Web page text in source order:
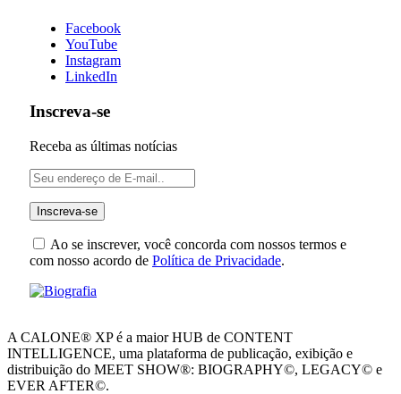
Facebook
YouTube
Instagram
LinkedIn
Inscreva-se
Receba as últimas notícias
Ao se inscrever, você concorda com nossos termos e
com nosso acordo de Política de Privacidade.
A CALONE® XP é a maior HUB de CONTENT
INTELLIGENCE, uma plataforma de publicação, exibição e
distribuição do MEET SHOW®: BIOGRAPHY©, LEGACY© e
EVER AFTER©.